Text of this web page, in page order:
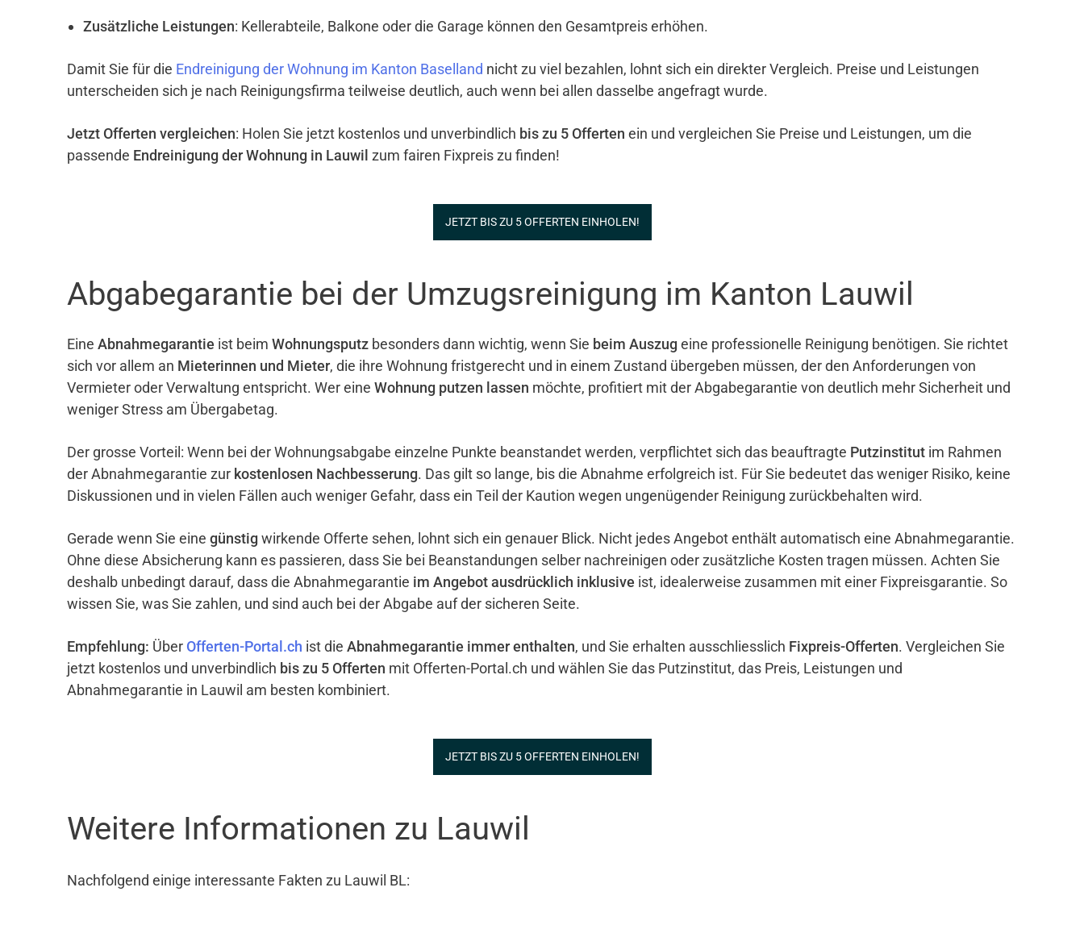
Zusätzliche Leistungen: Kellerabteile, Balkone oder die Garage können den Gesamtpreis erhöhen.
Damit Sie für die Endreinigung der Wohnung im Kanton Baselland nicht zu viel bezahlen, lohnt sich ein direkter Vergleich. Preise und Leistungen
unterscheiden sich je nach Reinigungsfirma teilweise deutlich, auch wenn bei allen dasselbe angefragt wurde.
Jetzt Offerten vergleichen: Holen Sie jetzt kostenlos und unverbindlich bis zu 5 Offerten ein und vergleichen Sie Preise und Leistungen, um die
passende Endreinigung der Wohnung in Lauwil zum fairen Fixpreis zu finden!
JETZT BIS ZU 5 OFFERTEN EINHOLEN!
Abgabegarantie bei der Umzugsreinigung im Kanton Lauwil
Eine Abnahmegarantie ist beim Wohnungsputz besonders dann wichtig, wenn Sie beim Auszug eine professionelle Reinigung benötigen. Sie richtet
sich vor allem an Mieterinnen und Mieter, die ihre Wohnung fristgerecht und in einem Zustand übergeben müssen, der den Anforderungen von
Vermieter oder Verwaltung entspricht. Wer eine Wohnung putzen lassen möchte, profitiert mit der Abgabegarantie von deutlich mehr Sicherheit und
weniger Stress am Übergabetag.
Der grosse Vorteil: Wenn bei der Wohnungsabgabe einzelne Punkte beanstandet werden, verpflichtet sich das beauftragte Putzinstitut im Rahmen
der Abnahmegarantie zur kostenlosen Nachbesserung. Das gilt so lange, bis die Abnahme erfolgreich ist. Für Sie bedeutet das weniger Risiko, keine
Diskussionen und in vielen Fällen auch weniger Gefahr, dass ein Teil der Kaution wegen ungenügender Reinigung zurückbehalten wird.
Gerade wenn Sie eine günstig wirkende Offerte sehen, lohnt sich ein genauer Blick. Nicht jedes Angebot enthält automatisch eine Abnahmegarantie.
Ohne diese Absicherung kann es passieren, dass Sie bei Beanstandungen selber nachreinigen oder zusätzliche Kosten tragen müssen. Achten Sie
deshalb unbedingt darauf, dass die Abnahmegarantie im Angebot ausdrücklich inklusive ist, idealerweise zusammen mit einer Fixpreisgarantie. So
wissen Sie, was Sie zahlen, und sind auch bei der Abgabe auf der sicheren Seite.
Empfehlung: Über Offerten-Portal.ch ist die Abnahmegarantie immer enthalten, und Sie erhalten ausschliesslich Fixpreis-Offerten. Vergleichen Sie
jetzt kostenlos und unverbindlich bis zu 5 Offerten mit Offerten-Portal.ch und wählen Sie das Putzinstitut, das Preis, Leistungen und
Abnahmegarantie in Lauwil am besten kombiniert.
JETZT BIS ZU 5 OFFERTEN EINHOLEN!
Weitere Informationen zu Lauwil
Nachfolgend einige interessante Fakten zu Lauwil BL: